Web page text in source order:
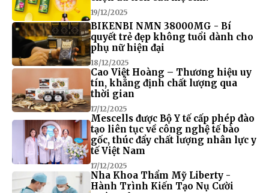
19/12/2025
BIKENBI NMN 38000MG - Bí
quyết trẻ đẹp không tuổi dành cho
phụ nữ hiện đại
18/12/2025
Cao Việt Hoàng – Thương hiệu uy
tín, khẳng định chất lượng qua
thời gian
17/12/2025
Mescells được Bộ Y tế cấp phép đào
tạo liên tục về công nghệ tế bào
gốc, thúc đẩy chất lượng nhân lực y
tế Việt Nam
17/12/2025
Nha Khoa Thẩm Mỹ Liberty -
Hành Trình Kiến Tạo Nụ Cười